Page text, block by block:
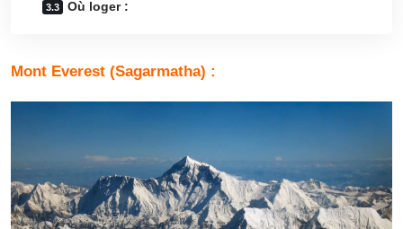
Où loger :
Mont Everest (Sagarmatha) :